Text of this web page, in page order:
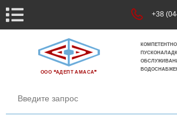
+38
ООО ❝АДЕПТ АМАСА❞